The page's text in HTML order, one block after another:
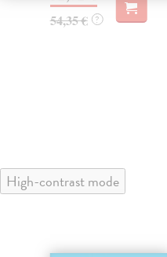
54,35 € ?
High-contrast mode